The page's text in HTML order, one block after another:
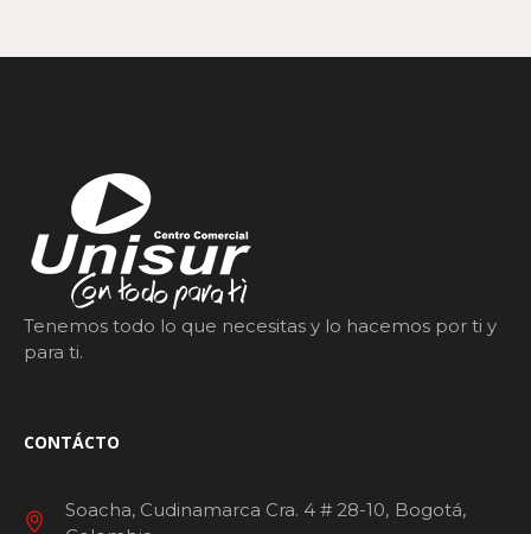
Tenemos todo lo que necesitas y lo hacemos por ti y
para ti.
CONTÁCTO
Soacha, Cudinamarca Cra. 4 # 28-10 Bogotá